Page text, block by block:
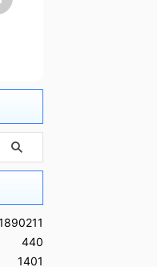
440
1401